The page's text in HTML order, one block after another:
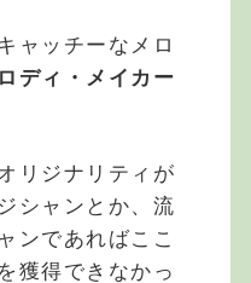
ャッチーなメロ
ディ・メイカー
リジナリティが
シャンとか、流
ンであればここ
獲得できなかっ